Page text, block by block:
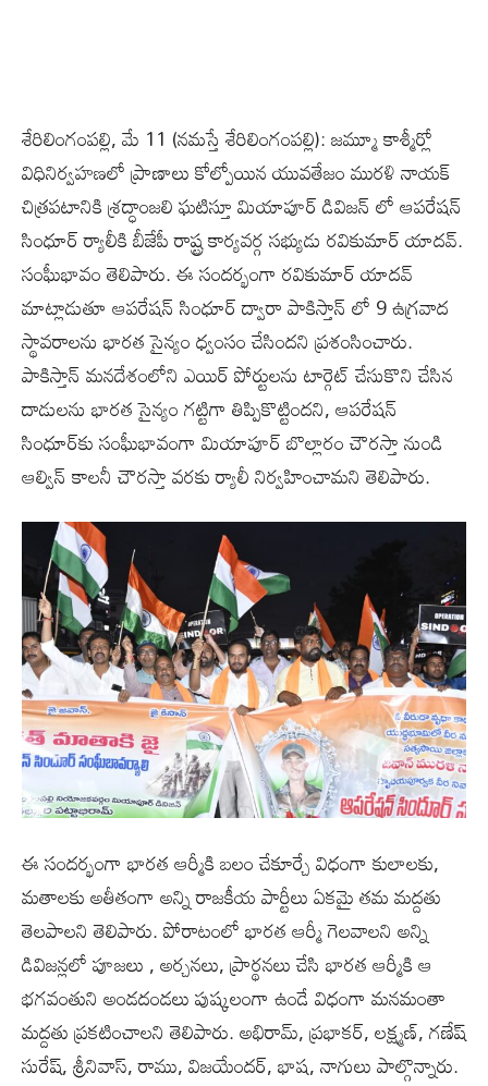
శేరిలింగంపల్లి, మే 11 (న‌మ‌స్తే శేరిలింగంపల్లి): జమ్మూ కాశ్మీర్లో
విధినిర్వహణలో ప్రాణాలు కోల్పోయిన యువతేజం మురళి నాయక్
చిత్రపటానికి శ్రద్ధాంజలి ఘటిస్తూ మియాపూర్ డివిజన్ లో ఆపరేషన్
సింధూర్ ర్యాలీకి బీజేపీ రాష్ట్ర కార్యవర్గ సభ్యుడు రవికుమార్ యాదవ్.
సంఘీభావం తెలిపారు. ఈ సందర్భంగా రవికుమార్ యాదవ్
మాట్లాడుతూ ఆపరేషన్ సింధూర్ ద్వారా పాకిస్తాన్ లో 9 ఉగ్రవాద
స్థావరాలను భారత సైన్యం ధ్వంసం చేసిందని ప్రశంసించారు.
పాకిస్తాన్ మనదేశంలోని ఎయిర్ పోర్టులను టార్గెట్ చేసుకొని చేసిన
దాడులను భారత సైన్యం గట్టిగా తిప్పికొట్టిందని, ఆపరేషన్
సింధూర్‌కు సంఘీభావంగా మియాపూర్ బొల్లారం చౌరస్తా నుండి
ఆల్విన్ కాలనీ చౌరస్తా వరకు ర్యాలీ నిర్వహించామని తెలిపారు.
ఈ సందర్భంగా భారత ఆర్మీకి బలం చేకూర్చే విధంగా కులాలకు,
మతాలకు అతీతంగా అన్ని రాజకీయ పార్టీలు ఏకమై తమ మద్దతు
తెలపాలని తెలిపారు. పోరాటంలో భారత ఆర్మీ గెలవాలని అన్ని
డివిజన్ల‌లో పూజలు , అర్చనలు, ప్రార్థనలు చేసి భారత ఆర్మీకి ఆ
భగవంతుని అండదండలు పుష్కలంగా ఉండే విధంగా మనమంతా
మద్దతు ప్రకటించాలని తెలిపారు. అభిరామ్, ప్రభాకర్, లక్ష్మణ్, గణేష్
సురేష్, శ్రీనివాస్, రాము, విజయేందర్, భాష, నాగులు పాల్గొన్నారు.